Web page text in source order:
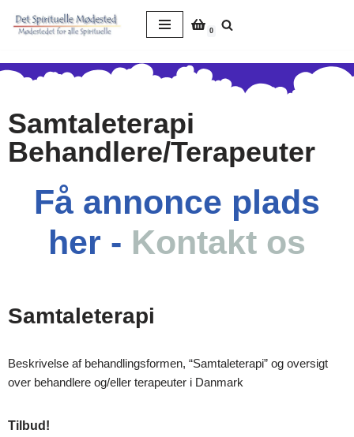
til
indhold
0
Samtaleterapi
Behandlere/Terapeuter
Få annonce plads
her - Kontakt os
Samtaleterapi
Beskrivelse af behandlingsformen, “Samtaleterapi” og oversigt
over behandlere og/eller terapeuter i Danmark
Tilbud!